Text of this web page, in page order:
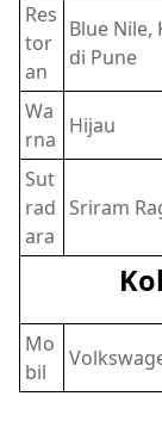
Res
tor
an
Blue Nile,
di Pune
Wa
rna
Hijau
Sut
rad
ara
Sriram
Mo
bil